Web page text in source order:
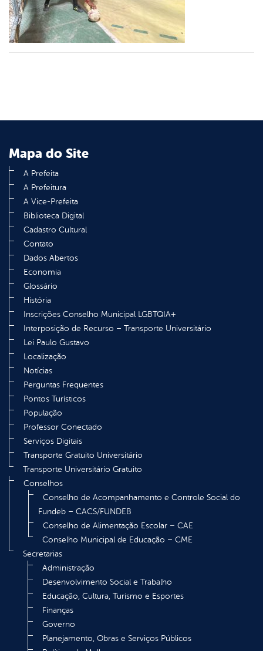
Mapa do Site
A Prefeita
A Prefeitura
A Vice-Prefeita
Biblioteca Digital
Cadastro Cultural
Contato
Dados Abertos
Economia
Glossário
História
Inscrições Conselho Municipal LGBTQIA+
Interposição de Recurso – Transporte Universitário
Lei Paulo Gustavo
Localização
Notícias
Perguntas Frequentes
Pontos Turísticos
População
Professor Conectado
Serviços Digitais
Transporte Gratuito Universitário
Transporte Universitário Gratuito
Conselhos
Conselho de Acompanhamento e Controle Social do
Fundeb – CACS/FUNDEB
Conselho de Alimentação Escolar – CAE
Conselho Municipal de Educação – CME
Secretarias
Administração
Desenvolvimento Social e Trabalho
Educação, Cultura, Turismo e Esportes
Finanças
Governo
Planejamento, Obras e Serviços Públicos